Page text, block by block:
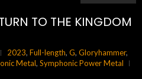
TO THE KINGDOM
2023, Full-length, G, Gloryhammer,
Metal, Symphonic Power Metal